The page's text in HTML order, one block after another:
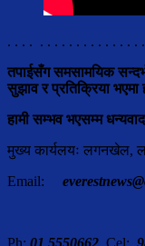
. . . . . . . . . . . . . . . . .
तपाईसँगसमसामयिक
सुझावरप्रतिक्रियाभएमा
हामी सम्भव भएसम्म
मुख्य कार्यलयः लगनखेल,
Email: